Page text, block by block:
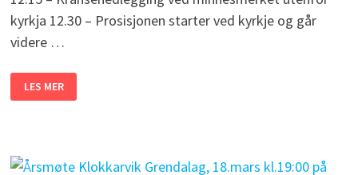
kyrkja 12.30 – Prosisjonen starter ved kyrkje og går
videre …
FEIRING
PÅ
LES MER